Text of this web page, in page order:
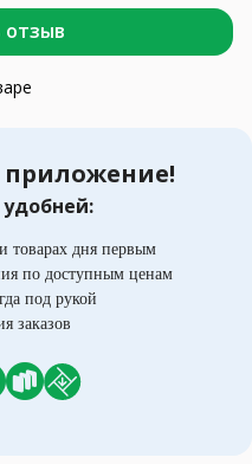
отзыв
удобней:
товарах дня первым
по доступным ценам
под рукой
заказов